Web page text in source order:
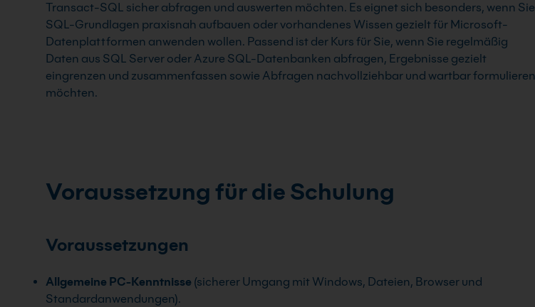
Transact-SQL sicher abfragen und auswerten möchten. Es eignet sich besonders, wenn Sie
SQL-Grundlagen praxisnah aufbauen oder vorhandenes Wissen gezielt für Microsoft-
Datenplattformen anwenden wollen. Passend ist der Kurs für Sie, wenn Sie regelmäßig
Daten aus SQL Server oder Azure SQL-Datenbanken abfragen, Ergebnisse gezielt
eingrenzen und zusammenfassen sowie Abfragen nachvollziehbar und wartbar formulieren
möchten.
Voraussetzung für die Schulung
Voraussetzungen
Allgemeine PC-Kenntnisse (sicherer Umgang mit Windows, Dateien, Browser und
Standardanwendungen).